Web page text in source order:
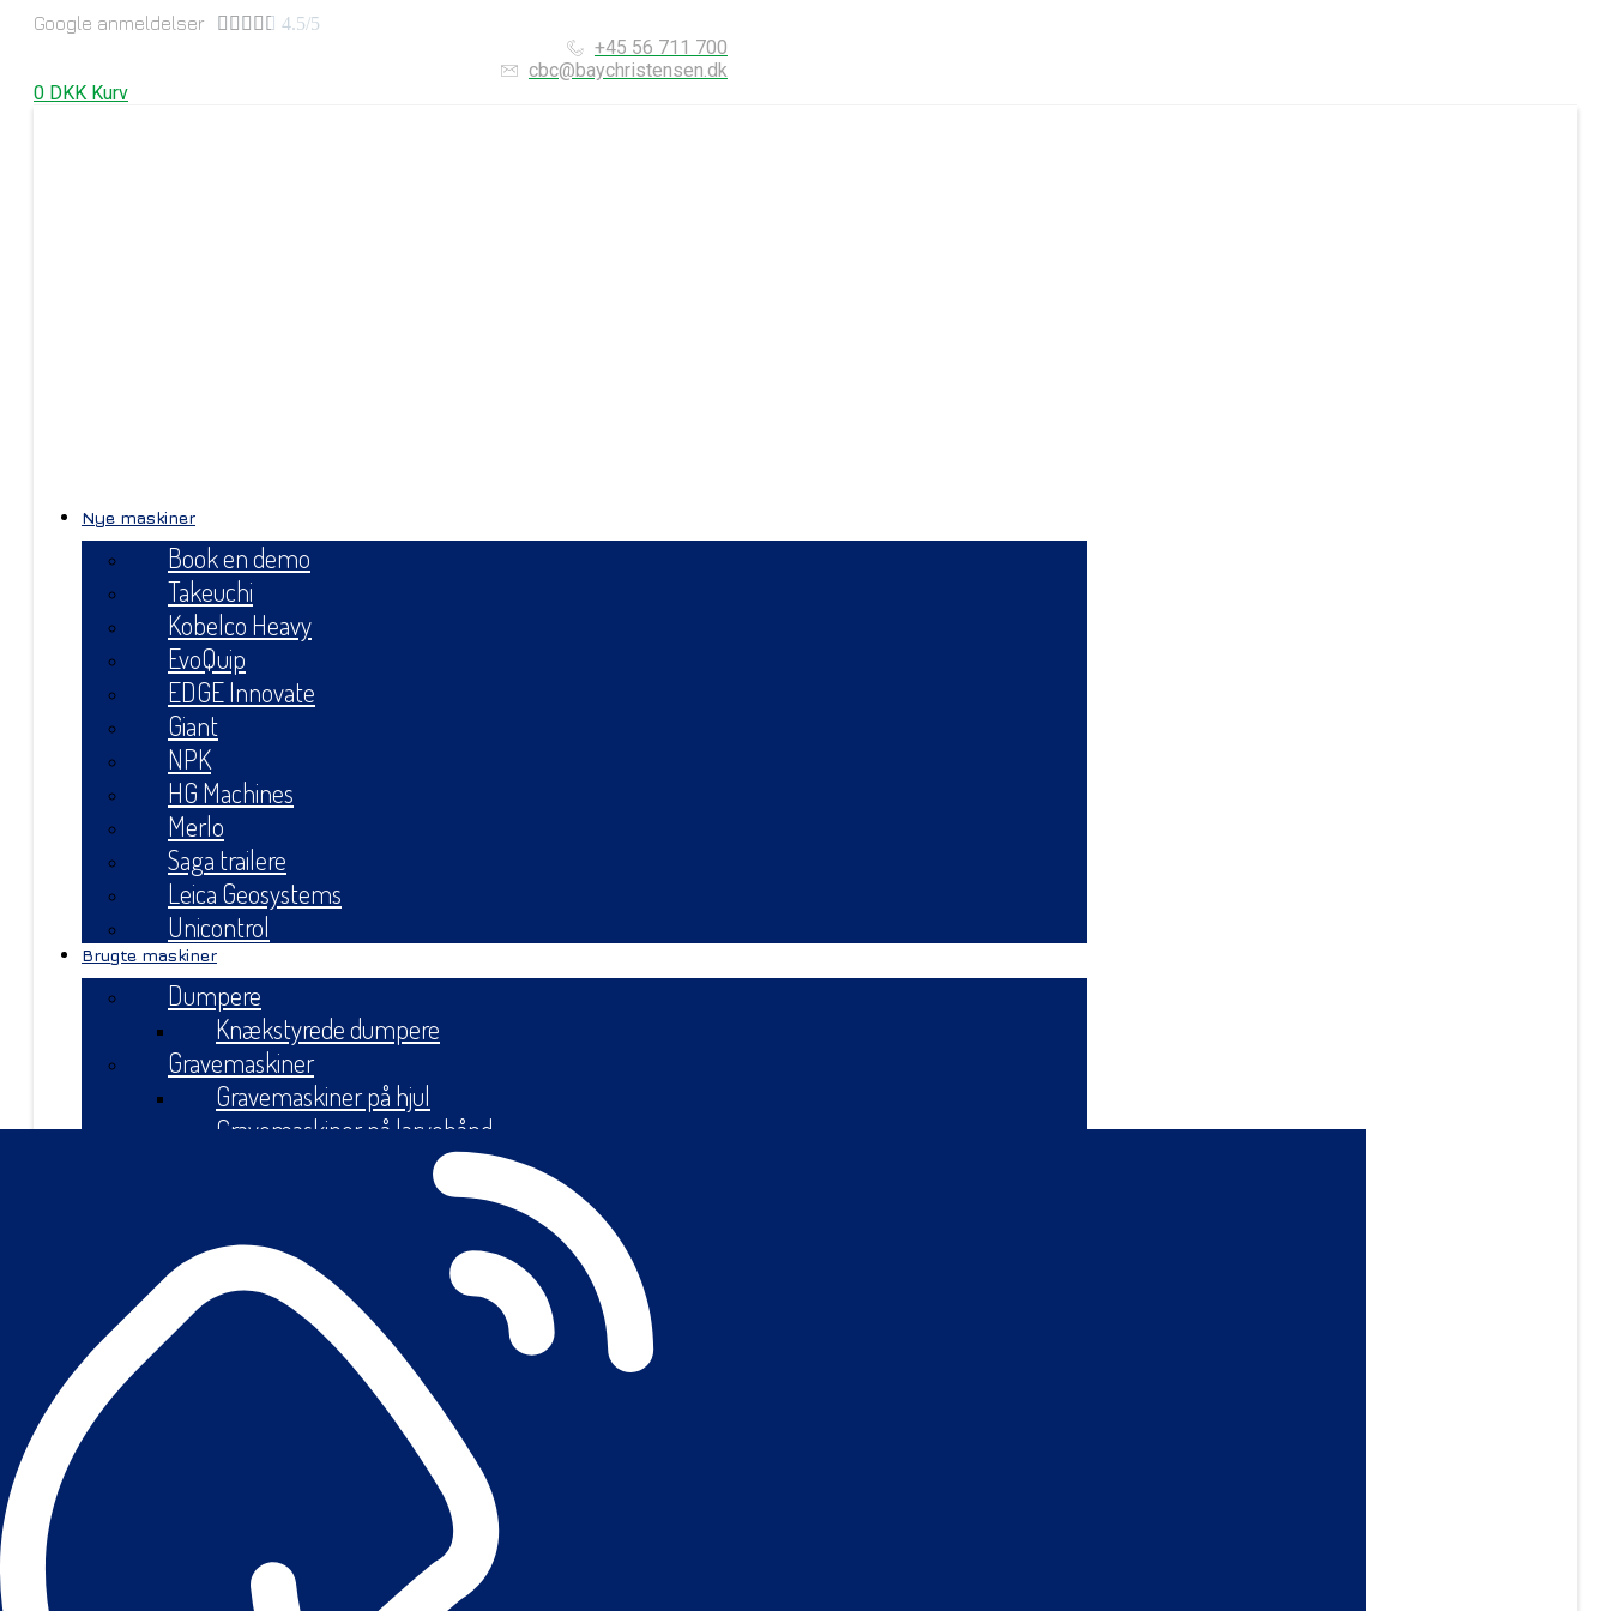
Google anmeldelser      4.5/5
+45 56 711 700
cbc@baychristensen.dk
0 DKK Kurv
Nye maskiner
Book en demo
Takeuchi
Kobelco Heavy
EvoQuip
EDGE Innovate
Giant
NPK
HG Machines
Merlo
Saga trailere
Leica Geosystems
Unicontrol
Brugte maskiner
Dumpere
Knækstyrede dumpere
Gravemaskiner
Gravemaskiner på hjul
Gravemaskiner på larvebånd
Knækstyret minilæsser
Minigravere
Minilæssere
Knusere & sorteringsanlæg
Traktorklippere
Zero Turn klippere